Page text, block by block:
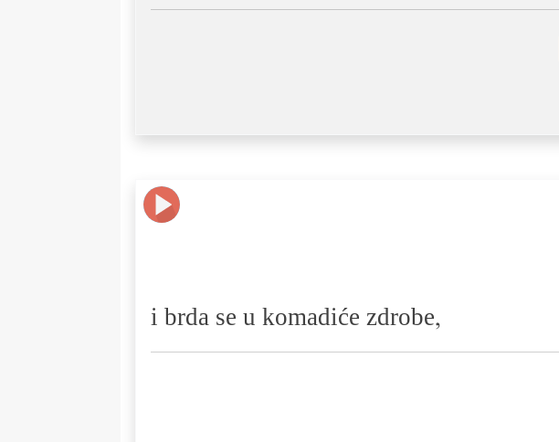
i brda se u komadiće zdrobe,